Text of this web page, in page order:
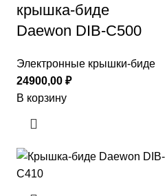
крышка-биде
Daewon DIB-C500
Электронные крышки-биде
24900,00 ₽
В корзину